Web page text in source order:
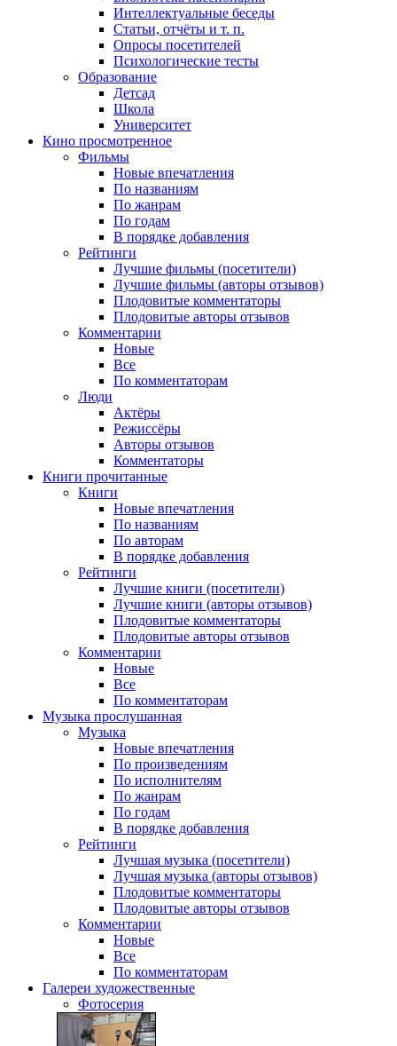
Интеллектуальные беседы
Статьи, отчёты и т. п.
Опросы посетителей
Психологические тесты
Образование
Детсад
Школа
Университет
Кино просмотренное
Фильмы
Новые впечатления
По названиям
По жанрам
По годам
В порядке добавления
Рейтинги
Лучшие фильмы (посетители)
Лучшие фильмы (авторы отзывов)
Плодовитые комментаторы
Плодовитые авторы отзывов
Комментарии
Новые
Все
По комментаторам
Люди
Актёры
Режиссёры
Авторы отзывов
Комментаторы
Книги прочитанные
Книги
Новые впечатления
По названиям
По авторам
В порядке добавления
Рейтинги
Лучшие книги (посетители)
Лучшие книги (авторы отзывов)
Плодовитые комментаторы
Плодовитые авторы отзывов
Комментарии
Новые
Все
По комментаторам
Музыка прослушанная
Музыка
Новые впечатления
По произведениям
По исполнителям
По жанрам
По годам
В порядке добавления
Рейтинги
Лучшая музыка (посетители)
Лучшая музыка (авторы отзывов)
Плодовитые комментаторы
Плодовитые авторы отзывов
Комментарии
Новые
Все
По комментаторам
Галереи художественные
Фотосерия